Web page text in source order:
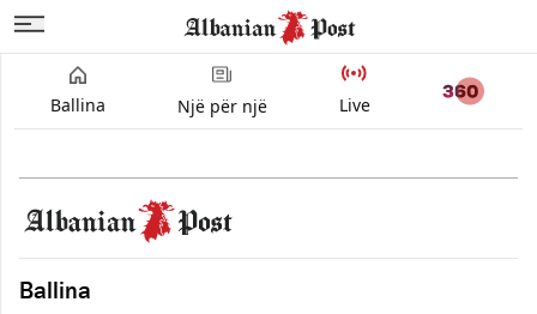
Ballina Një për një Live
Ballina